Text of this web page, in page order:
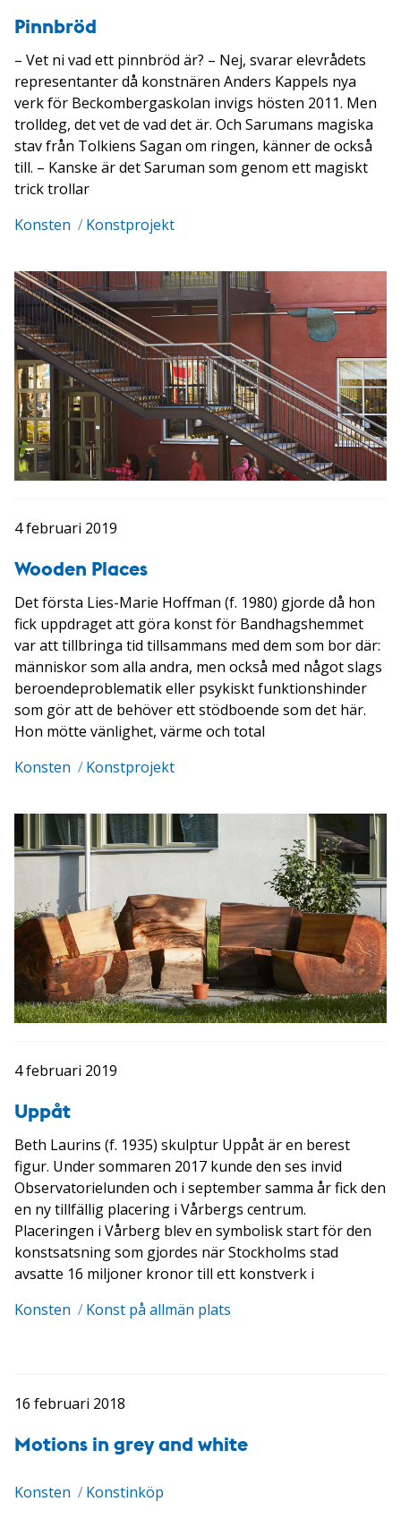
Pinnbröd
– Vet ni vad ett pinnbröd är? – Nej, svarar elevrådets
representanter då konstnären Anders Kappels nya
verk för Beckombergaskolan invigs hösten 2011. Men
trolldeg, det vet de vad det är. Och Sarumans magiska
stav från Tolkiens Sagan om ringen, känner de också
till. – Kanske är det Saruman som genom ett magiskt
trick trollar
Konsten / Konstprojekt
4 februari 2019
Wooden Places
Det första Lies-Marie Hoffman (f. 1980) gjorde då hon
fick uppdraget att göra konst för Bandhagshemmet
var att tillbringa tid tillsammans med dem som bor där:
människor som alla andra, men också med något slags
beroendeproblematik eller psykiskt funktionshinder
som gör att de behöver ett stödboende som det här.
Hon mötte vänlighet, värme och total
Konsten / Konstprojekt
4 februari 2019
Uppåt
Beth Laurins (f. 1935) skulptur Uppåt är en berest
figur. Under sommaren 2017 kunde den ses invid
Observatorielunden och i september samma år fick den
en ny tillfällig placering i Vårbergs centrum.
Placeringen i Vårberg blev en symbolisk start för den
konstsatsning som gjordes när Stockholms stad
avsatte 16 miljoner kronor till ett konstverk i
Konsten / Konst på allmän plats
16 februari 2018
Motions in grey and white
Konsten / Konstinköp